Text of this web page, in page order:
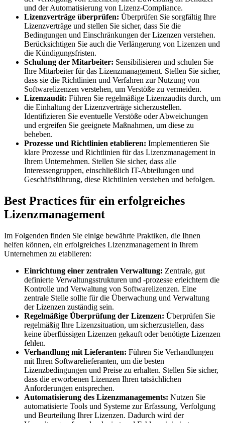
und der Automatisierung von Lizenz-Compliance.
Lizenzverträge überprüfen: Überprüfen Sie sorgfältig Ihre
Lizenzverträge und stellen Sie sicher, dass Sie die
Bedingungen und Einschränkungen der Lizenzen verstehen.
Berücksichtigen Sie auch die Verlängerung von Lizenzen und
die Kündigungsfristen.
Schulung der Mitarbeiter: Sensibilisieren und schulen Sie
Ihre Mitarbeiter für das Lizenzmanagement. Stellen Sie sicher,
dass sie die Richtlinien und Verfahren zur Nutzung von
Softwarelizenzen verstehen, um Verstöße zu vermeiden.
Lizenzaudit: Führen Sie regelmäßige Lizenzaudits durch, um
die Einhaltung der Lizenzverträge sicherzustellen.
Identifizieren Sie eventuelle Verstöße oder Abweichungen
und ergreifen Sie geeignete Maßnahmen, um diese zu
beheben.
Prozesse und Richtlinien etablieren: Implementieren Sie
klare Prozesse und Richtlinien für das Lizenzmanagement in
Ihrem Unternehmen. Stellen Sie sicher, dass alle
Interessengruppen, einschließlich IT-Abteilungen und
Geschäftsführung, diese Richtlinien verstehen und befolgen.
Best Practices für ein erfolgreiches
Lizenzmanagement
Im Folgenden finden Sie einige bewährte Praktiken, die Ihnen
helfen können, ein erfolgreiches Lizenzmanagement in Ihrem
Unternehmen zu etablieren:
Einrichtung einer zentralen Verwaltung: Zentrale, gut
definierte Verwaltungsstrukturen und -prozesse erleichtern die
Kontrolle und Verwaltung von Softwarelizenzen. Eine
zentrale Stelle sollte für die Überwachung und Verwaltung
der Lizenzen zuständig sein.
Regelmäßige Überprüfung der Lizenzen: Überprüfen Sie
regelmäßig Ihre Lizenzsituation, um sicherzustellen, dass
keine überflüssigen Lizenzen gekauft oder benötigte Lizenzen
fehlen.
Verhandlung mit Lieferanten: Führen Sie Verhandlungen
mit Ihren Softwarelieferanten, um die besten
Lizenzbedingungen und Preise zu erhalten. Stellen Sie sicher,
dass die erworbenen Lizenzen Ihren tatsächlichen
Anforderungen entsprechen.
Automatisierung des Lizenzmanagements: Nutzen Sie
automatisierte Tools und Systeme zur Erfassung, Verfolgung
und Beurteilung Ihrer Lizenzen. Dadurch wird der